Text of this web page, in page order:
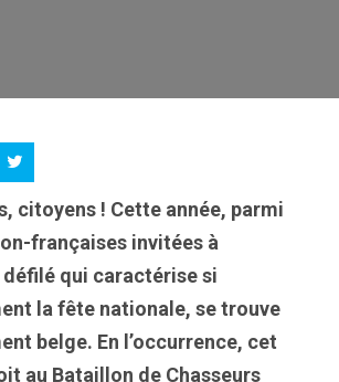
citoyens ! Cette année, parmi
françaises invitées à
qui caractérise si
la fête nationale, se trouve
belge. En l’occurrence, cet
au Bataillon de Chasseurs